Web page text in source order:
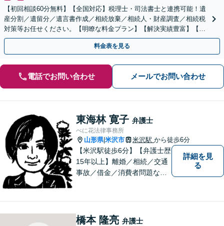
【初回相談60分無料】【全国対応】税理士・司法書士と連携可能！遺
産分割／遺留分／遺言書作成／相続放棄／相続人・財産調査／相続税
対策等お任せください。【明瞭な料金プラン】【解決実績豊富】【電
話相談可】
料金表を見る
電話でお問い合わせ メールでお問い合わせ
東海林 寛子 弁護士
べに花法律事務所
山形県|米沢市 米沢駅 から徒歩6分
【米沢駅徒歩6分】【弁護士歴
15年以上】離婚／相続／交通
事故／借金／消費者問題な
詳細を見
る
橋本 隆亮 弁護士